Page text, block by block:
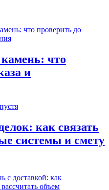
что
и
как связать
системы и смету